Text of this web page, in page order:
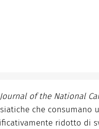
Journal of the National
che consumano
ridotto di